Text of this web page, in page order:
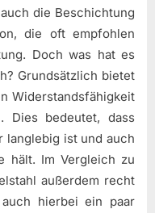
die Beschichtung
die oft empfohlen
Doch was hat es
Grundsätzlich bietet
Widerstandsfähigkeit
Dies bedeutet, dass
langlebig ist und auch
hält. Im Vergleich zu
außerdem recht
hierbei ein paar